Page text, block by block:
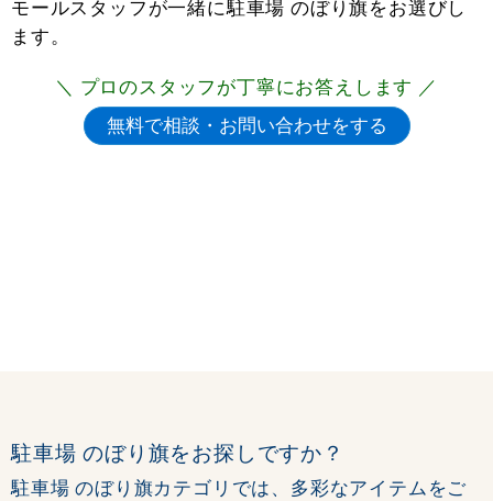
モールスタッフが一緒に駐車場 のぼり旗をお選びし
ます。
＼ プロのスタッフが丁寧にお答えします ／
駐車場 のぼり旗をお探しですか？
駐車場 のぼり旗カテゴリでは、多彩なアイテムをご